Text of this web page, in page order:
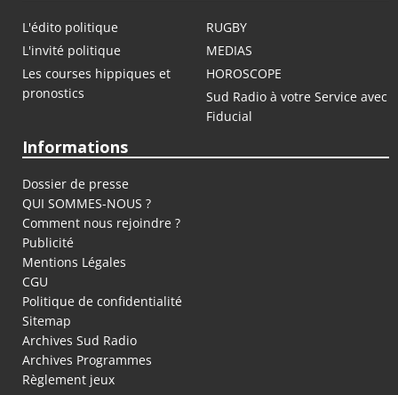
L'édito politique
RUGBY
L'invité politique
MEDIAS
Les courses hippiques et
pronostics
HOROSCOPE
Sud Radio à votre Service avec
Fiducial
Informations
Dossier de presse
QUI SOMMES-NOUS ?
Comment nous rejoindre ?
Publicité
Mentions Légales
CGU
Politique de confidentialité
Sitemap
Archives Sud Radio
Archives Programmes
Règlement jeux